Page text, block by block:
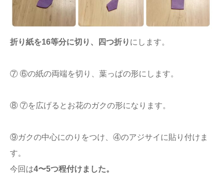
折り紙を16等分に切り、四つ折り にします。
⑦ ⑥の紙の両端を切り、葉っぱの形にします。
⑧ ⑦を広げるとお花のガクの形になります。
⑨ガクの中心にのりをつけ、④のアジサイに貼り付けま
す。
今回は4〜5つ程付けました。